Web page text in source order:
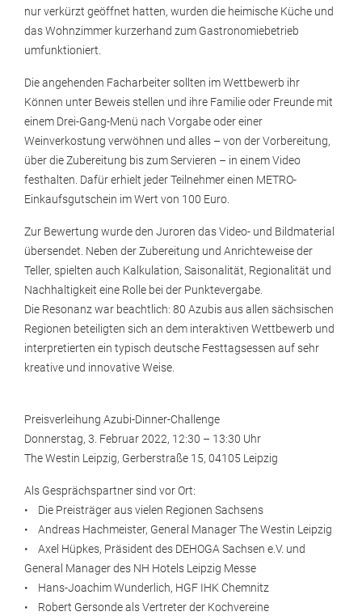
nur verkürzt geöffnet hatten, wurden die heimische Küche und
das Wohnzimmer kurzerhand zum Gastronomiebetrieb
umfunktioniert.
Die angehenden Facharbeiter sollten im Wettbewerb ihr
Können unter Beweis stellen und ihre Familie oder Freunde mit
einem Drei-Gang-Menü nach Vorgabe oder einer
Weinverkostung verwöhnen und alles – von der Vorbereitung,
über die Zubereitung bis zum Servieren – in einem Video
festhalten. Dafür erhielt jeder Teilnehmer einen METRO-
Einkaufsgutschein im Wert von 100 Euro.
Zur Bewertung wurde den Juroren das Video- und Bildmaterial
übersendet. Neben der Zubereitung und Anrichteweise der
Teller, spielten auch Kalkulation, Saisonalität, Regionalität und
Nachhaltigkeit eine Rolle bei der Punktevergabe.
Die Resonanz war beachtlich: 80 Azubis aus allen sächsischen
Regionen beteiligten sich an dem interaktiven Wettbewerb und
interpretierten ein typisch deutsche Festtagsessen auf sehr
kreative und innovative Weise.
Preisverleihung Azubi-Dinner-Challenge
Donnerstag, 3. Februar 2022, 12:30 – 13:30 Uhr
The Westin Leipzig, Gerberstraße 15, 04105 Leipzig
Als Gesprächspartner sind vor Ort:
• Die Preisträger aus vielen Regionen Sachsens
• Andreas Hachmeister, General Manager The Westin Leipzig
• Axel Hüpkes, Präsident des DEHOGA Sachsen e.V. und
General Manager des NH Hotels Leipzig Messe
• Hans-Joachim Wunderlich, HGF IHK Chemnitz
• Robert Gersonde als Vertreter der Kochvereine